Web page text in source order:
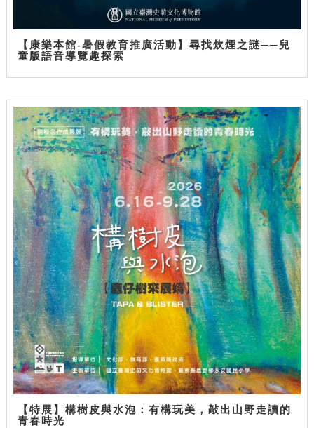
【康樂本館-暑假教育推廣活動】尋找炊煙之謎──兒
童版語音導覽趣探索
【特展】構樹皮與水泡：有構玩美，敲出山野走讀的
青春時光